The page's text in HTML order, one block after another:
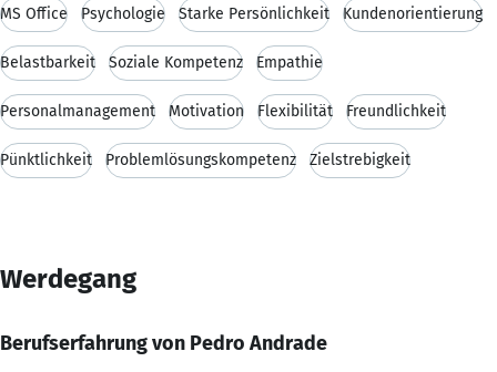
MS Office Psychologie Starke Persönlichkeit Kundenorientierung
Belastbarkeit Soziale Kompetenz Empathie
Personalmanagement Motivation Flexibilität Freundlichkeit
Pünktlichkeit Problemlösungskompetenz Zielstrebigkeit
Werdegang
Berufserfahrung von Pedro Andrade